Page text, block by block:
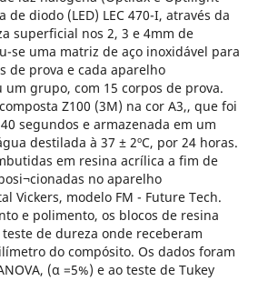
de diodo (LED) LEC 470-I, através da
superficial nos 2, 3 e 4mm de
se uma matriz de aço inoxidável para
de prova e cada aparelho
grupo, com 15 corpos de prova.
Z100 (3M) na cor A3,, que foi
segundos e armazenada em um
destilada à 37 ± 2ºC, por 24 horas.
em resina acrílica a fim de
no aparelho
Vickers, modelo FM - Future Tech.
e polimento, os blocos de resina
de dureza onde receberam
do compósito. Os dados foram
(α =5%) e ao teste de Tukey